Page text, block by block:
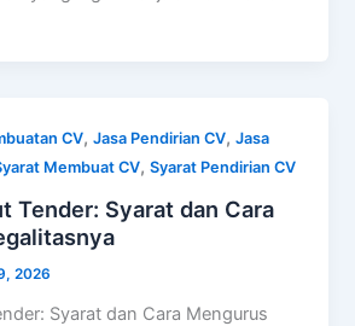
CV,Jasa Pendirian CV,Jasa
Membuat CV,Syarat Pendirian CV
Tender: Syarat dan Cara
2026
Syarat dan Cara Mengurus